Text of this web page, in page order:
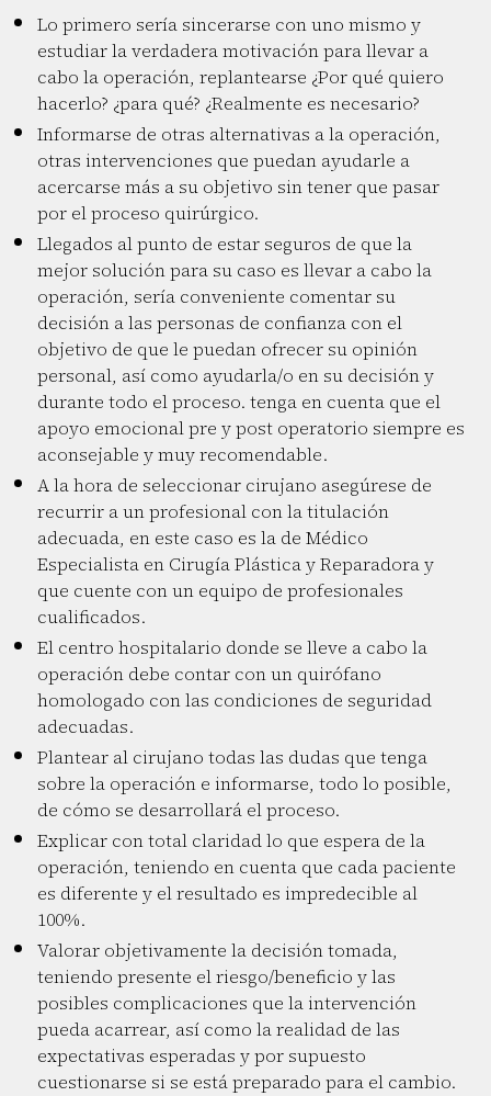
Lo primero sería sincerarse con uno mismo y
estudiar la verdadera motivación para llevar a
cabo la operación, replantearse ¿Por qué quiero
hacerlo? ¿para qué? ¿Realmente es necesario?
Informarse de otras alternativas a la operación,
otras intervenciones que puedan ayudarle a
acercarse más a su objetivo sin tener que pasar
por el proceso quirúrgico.
Llegados al punto de estar seguros de que la
mejor solución para su caso es llevar a cabo la
operación, sería conveniente comentar su
decisión a las personas de confianza con el
objetivo de que le puedan ofrecer su opinión
personal, así como ayudarla/o en su decisión y
durante todo el proceso. tenga en cuenta que el
apoyo emocional pre y post operatorio siempre es
aconsejable y muy recomendable.
A la hora de seleccionar cirujano asegúrese de
recurrir a un profesional con la titulación
adecuada, en este caso es la de Médico
Especialista en Cirugía Plástica y Reparadora y
que cuente con un equipo de profesionales
cualificados.
El centro hospitalario donde se lleve a cabo la
operación debe contar con un quirófano
homologado con las condiciones de seguridad
adecuadas.
Plantear al cirujano todas las dudas que tenga
sobre la operación e informarse, todo lo posible,
de cómo se desarrollará el proceso.
Explicar con total claridad lo que espera de la
operación, teniendo en cuenta que cada paciente
es diferente y el resultado es impredecible al
100%.
Valorar objetivamente la decisión tomada,
teniendo presente el riesgo/beneficio y las
posibles complicaciones que la intervención
pueda acarrear, así como la realidad de las
expectativas esperadas y por supuesto
cuestionarse si se está preparado para el cambio.